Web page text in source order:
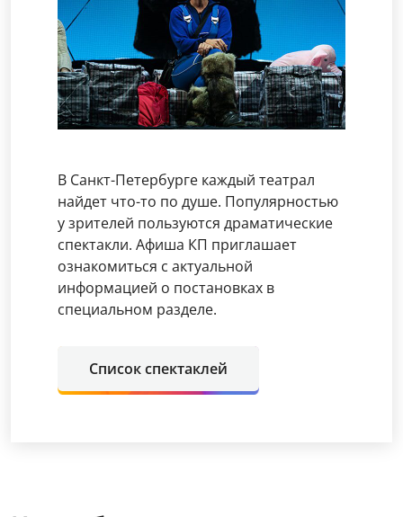
В Санкт-Петербурге каждый театрал
найдет что-то по душе. Популярностью
у зрителей пользуются драматические
спектакли. Афиша КП приглашает
ознакомиться с актуальной
информацией о постановках в
специальном разделе.
Список спектаклей